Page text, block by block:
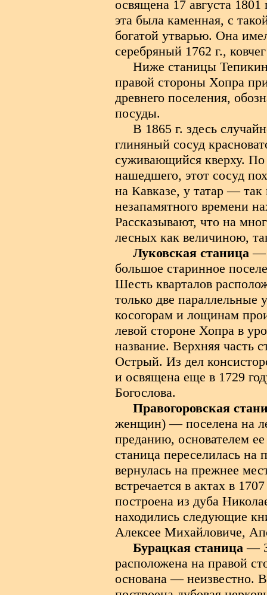
освящена 17 августа
эта была каменная, с
богатой утварью. Она
серебряный 1762 г.,
Ниже станицы
правой стороны Хопра
древнего поселения,
посуды.
В 1865 г. здесь
глиняный сосуд
суживающийся кверху.
нашедшего, этот сосуд
на Кавказе, у татар —
незапамятного времени
Рассказывают, что на
лесных как величиною,
Луковская станица —
большое старинное
Шесть кварталов
только две параллельные
косогорам и лощинам
левой стороне Хопра в
название. Верхняя часть
Острый. Из дел
и освящена еще в 1729
Богослова.
Правогоровская
женщин) — поселена на
преданию, основателем
станица переселилась на
вернулась на прежнее
встречается в актах в
построена из дуба
находились следующие
Алексее Михайловиче,
Бурацкая станица —
расположена на правой
основана — неизвестно.